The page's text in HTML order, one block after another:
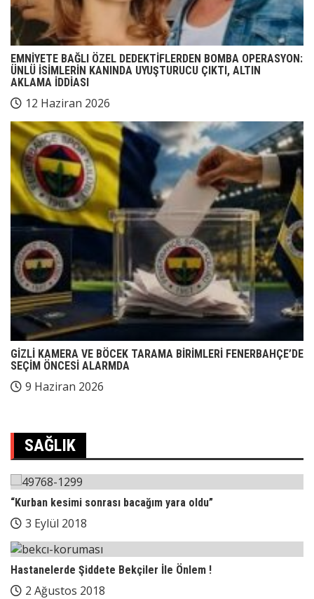
EMNİYETE BAĞLI ÖZEL DEDEKTİFLERDEN BOMBA OPERASYON:
ÜNLÜ İSİMLERİN KANINDA UYUŞTURUCU ÇIKTI, ALTIN
AKLAMA İDDİASI
12 Haziran 2026
GİZLİ KAMERA VE BÖCEK TARAMA BİRİMLERİ FENERBAHÇE’DE
SEÇİM ÖNCESİ ALARMDA
9 Haziran 2026
SAĞLIK
“Kurban kesimi sonrası bacağım yara oldu”
3 Eylül 2018
Hastanelerde Şiddete Bekçiler İle Önlem !
2 Ağustos 2018